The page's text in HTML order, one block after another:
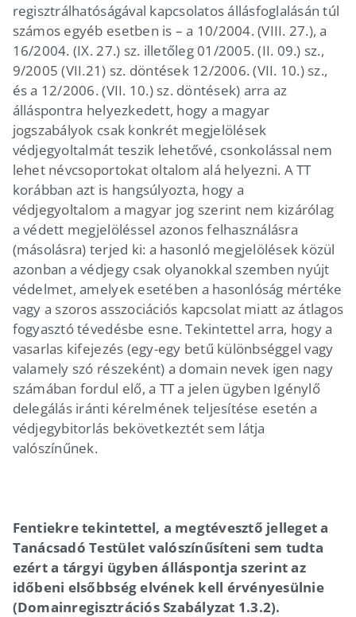
regisztrálhatóságával kapcsolatos állásfoglalásán túl
számos egyéb esetben is – a 10/2004. (VIII. 27.), a
16/2004. (IX. 27.) sz. illetőleg 01/2005. (II. 09.) sz.,
9/2005 (VII.21) sz. döntések 12/2006. (VII. 10.) sz.,
és a 12/2006. (VII. 10.) sz. döntések) arra az
álláspontra helyezkedett, hogy a magyar
jogszabályok csak konkrét megjelölések
védjegyoltalmát teszik lehetővé, csonkolással nem
lehet névcsoportokat oltalom alá helyezni. A TT
korábban azt is hangsúlyozta, hogy a
védjegyoltalom a magyar jog szerint nem kizárólag
a védett megjelöléssel azonos felhasználásra
(másolásra) terjed ki: a hasonló megjelölések közül
azonban a védjegy csak olyanokkal szemben nyújt
védelmet, amelyek esetében a hasonlóság mértéke
vagy a szoros asszociációs kapcsolat miatt az átlagos
fogyasztó tévedésbe esne. Tekintettel arra, hogy a
vasarlas kifejezés (egy-egy betű különbséggel vagy
valamely szó részeként) a domain nevek igen nagy
számában fordul elő, a TT a jelen ügyben Igénylő
delegálás iránti kérelmének teljesítése esetén a
védjegybitorlás bekövetkeztét sem látja
valószínűnek.
Fentiekre tekintettel, a megtévesztő jelleget a
Tanácsadó Testület valószínűsíteni sem tudta
ezért a tárgyi ügyben álláspontja szerint az
időbeni elsőbbség elvének kell érvényesülnie
(Domainregisztrációs Szabályzat 1.3.2).